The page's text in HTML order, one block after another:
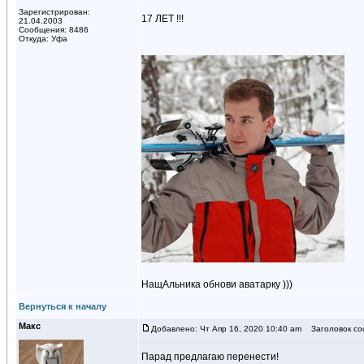
Зарегистрирован:
21.04.2003
Сообщения: 8486
Откуда: Уфа
17 ЛЕТ !!!
НащАльника обнови аватарку )))
Вернуться к началу
Макс
Добавлено: Чт Апр 16, 2020 10:40 am Заголовок
Парад предлагаю перенести!